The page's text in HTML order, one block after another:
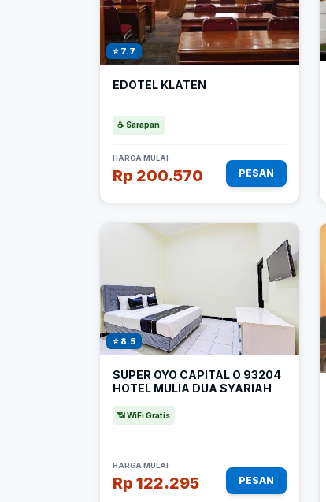
⭐ 7.7
EDOTEL KLATEN
☕ Sarapan
HARGA MULAI
Rp 200.570 PESAN
⭐ 8.5
SUPER OYO CAPITAL O 93204
HOTEL MULIA DUA SYARIAH
📶 WiFi Gratis
HARGA MULAI
Rp 122.295 PESAN